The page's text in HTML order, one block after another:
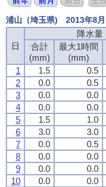
浦山（埼玉県) 2013年8
日
降水量
合計
(mm)
最大1時間
(mm)
1
1.5 0.5
2
0.0 0.5
3
0.0 0.0
4
0.0 0.0
5
1.5 1.0
6
3.0 3.0
7
0.0 0.5
8
0.0 0.0
9
0.0 0.0
10
0.0 0.0